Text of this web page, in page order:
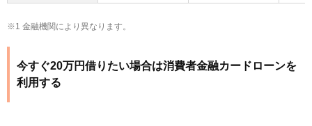
※1 金融機関により異なります。
今すぐ20万円借りたい場合は消費者金融カードローンを
利用する